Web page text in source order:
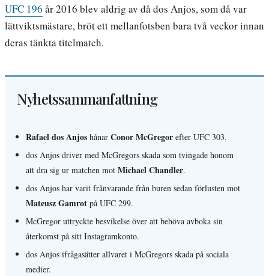
UFC 196 år 2016 blev aldrig av då dos Anjos, som då var
lättviktsmästare, bröt ett mellanfotsben bara två veckor innan
deras tänkta titelmatch.
Nyhetssammanfattning
Rafael dos Anjos hånar Conor McGregor efter UFC 303.
dos Anjos driver med McGregors skada som tvingade honom
att dra sig ur matchen mot Michael Chandler.
dos Anjos har varit frånvarande från buren sedan förlusten mot
Mateusz Gamrot på UFC 299.
McGregor uttryckte besvikelse över att behöva avboka sin
återkomst på sitt Instagramkonto.
dos Anjos ifrågasätter allvaret i McGregors skada på sociala
medier.